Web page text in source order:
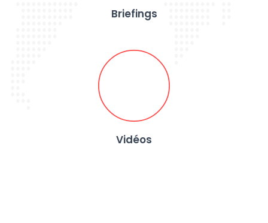
Briefings
Vidéos